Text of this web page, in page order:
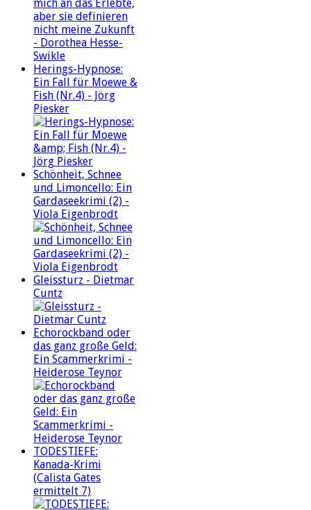
Herings-Hypnose:
Ein Fall für Moewe &
Fish (Nr.4) - Jörg
Piesker
Schönheit, Schnee
und Limoncello: Ein
Gardaseekrimi (2) -
Viola Eigenbrodt
Gleissturz - Dietmar
Cuntz
Echorockband oder
das ganz große Geld:
Ein Scammerkrimi -
Heiderose Teynor
TODESTIEFE:
Kanada-Krimi
(Calista Gates
ermittelt 7)